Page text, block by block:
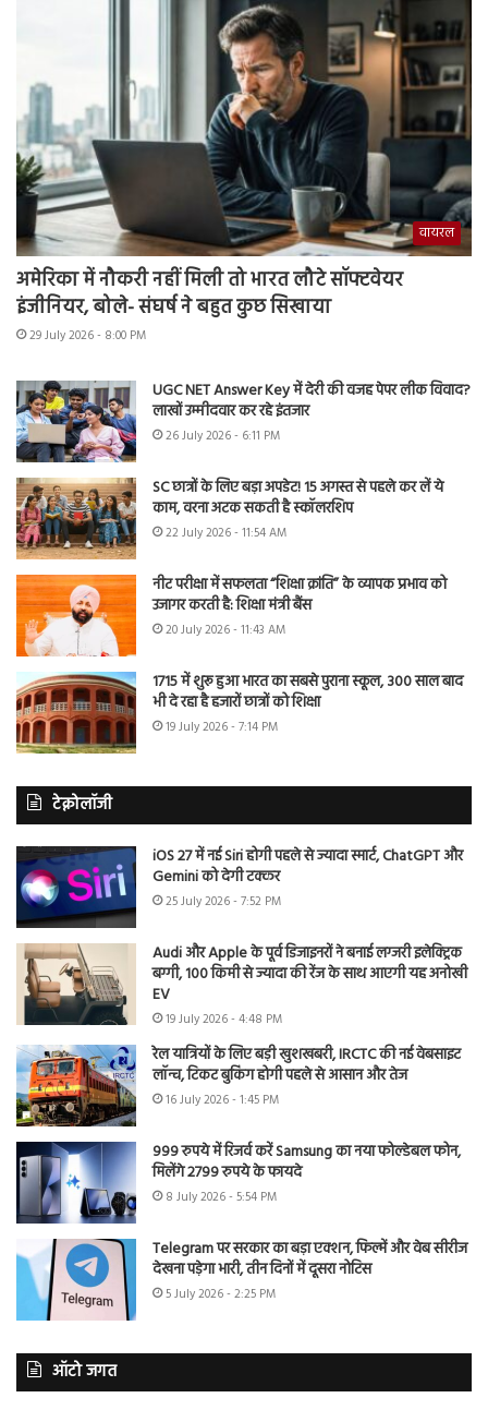
वायरल
अमेरिका में नौकरी नहीं मिली तो भारत लौटे सॉफ्टवेयर
इंजीनियर, बोले- संघर्ष ने बहुत कुछ सिखाया
29 July 2026 - 8:00 PM
UGC NET Answer Key में देरी की वजह पेपर लीक विवाद?
लाखों उम्मीदवार कर रहे इंतजार
26 July 2026 - 6:11 PM
SC छात्रों के लिए बड़ा अपडेट! 15 अगस्त से पहले कर लें ये
काम, वरना अटक सकती है स्कॉलरशिप
22 July 2026 - 11:54 AM
नीट परीक्षा में सफलता “शिक्षा क्रांति” के व्यापक प्रभाव को
उजागर करती है: शिक्षा मंत्री बैंस
20 July 2026 - 11:43 AM
1715 में शुरू हुआ भारत का सबसे पुराना स्कूल, 300 साल बाद
भी दे रहा है हजारों छात्रों को शिक्षा
19 July 2026 - 7:14 PM
टेक्नोलॉजी
iOS 27 में नई Siri होगी पहले से ज्यादा स्मार्ट, ChatGPT और
Gemini को देगी टक्कर
25 July 2026 - 7:52 PM
Audi और Apple के पूर्व डिजाइनरों ने बनाई लग्जरी इलेक्ट्रिक
बग्गी, 100 किमी से ज्यादा की रेंज के साथ आएगी यह अनोखी
EV
19 July 2026 - 4:48 PM
रेल यात्रियों के लिए बड़ी खुशखबरी, IRCTC की नई वेबसाइट
लॉन्च, टिकट बुकिंग होगी पहले से आसान और तेज
16 July 2026 - 1:45 PM
999 रुपये में रिजर्व करें Samsung का नया फोल्डेबल फोन,
मिलेंगे 2799 रुपये के फायदे
8 July 2026 - 5:54 PM
Telegram पर सरकार का बड़ा एक्शन, फिल्में और वेब सीरीज
देखना पड़ेगा भारी, तीन दिनों में दूसरा नोटिस
5 July 2026 - 2:25 PM
ऑटो जगत